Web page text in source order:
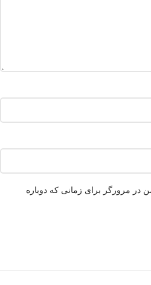
در مرورگر برای زمانی که دوباره